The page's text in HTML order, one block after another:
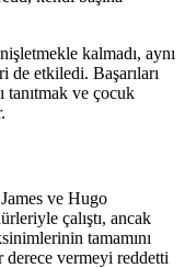
kalmadı, aynı
etkiledi. Başarıları
tanıtmak ve çocuk
ve Hugo
çalıştı, ancak
tamamını
vermeyi reddetti